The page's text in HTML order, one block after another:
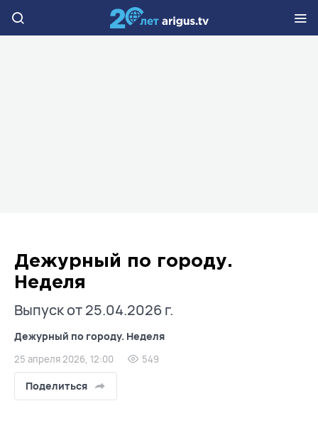
Дежурный по городу.
Неделя
Выпуск от 25.04.2026 г.
Дежурный по городу. Неделя
25 апреля 2026, 12:00 549
Поделиться